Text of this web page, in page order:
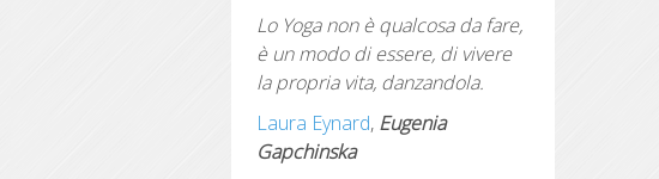
Lo Yoga non è qualcosa da fare,
è un modo di essere, di vivere
la propria vita, danzandola.
Laura Eynard, Eugenia
Gapchinska